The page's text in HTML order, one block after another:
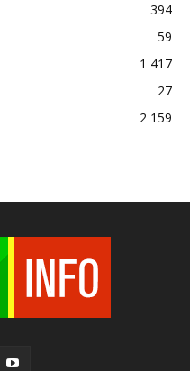
394
59
1 417
27
2 159